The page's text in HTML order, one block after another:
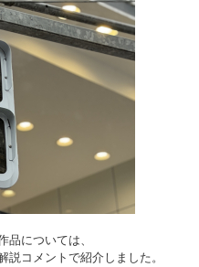
品については、
コメントで紹介しました。